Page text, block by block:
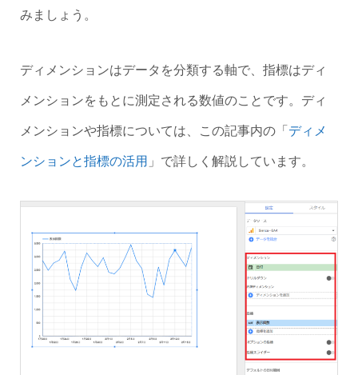
みましょう。
ディメンションはデータを分類する軸で、指標はディ
メンションをもとに測定される数値のことです。ディ
メンションや指標については、この記事内の「 ディメ
ンションと指標の活用 」で詳しく解説しています。